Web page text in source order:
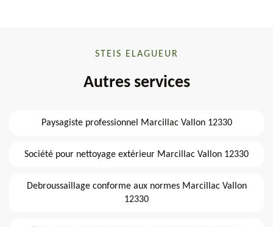
STEIS ELAGUEUR
Autres services
Paysagiste professionnel Marcillac Vallon 12330
Société pour nettoyage extérieur Marcillac Vallon 12330
Debroussaillage conforme aux normes Marcillac Vallon
12330